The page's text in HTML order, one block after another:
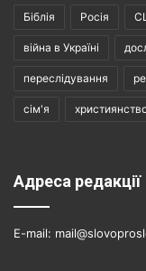
Біблія Росія
війна в Україні
переслідування
сім'я
Адреса редакції
E-mail: